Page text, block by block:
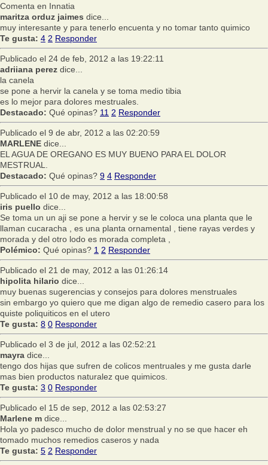
Comenta en Innatia
maritza orduz jaimes dice...
muy interesante y para tenerlo encuenta y no tomar tanto quimico
Te gusta: 4 2 Responder
Publicado el 24 de feb, 2012 a las 19:22:11
adriiana perez dice...
la canela
se pone a hervir la canela y se toma medio tibia
es lo mejor para dolores mestruales.
Destacado: Qué opinas? 11 2 Responder
Publicado el 9 de abr, 2012 a las 02:20:59
MARLENE dice...
EL AGUA DE OREGANO ES MUY BUENO PARA EL DOLOR
MESTRUAL.
Destacado: Qué opinas? 9 4 Responder
Publicado el 10 de may, 2012 a las 18:00:58
iris puello dice...
Se toma un un aji se pone a hervir y se le coloca una planta que le
llaman cucaracha , es una planta ornamental , tiene rayas verdes y
morada y del otro lodo es morada completa ,
Polémico: Qué opinas? 1 2 Responder
Publicado el 21 de may, 2012 a las 01:26:14
hipolita hilario dice...
muy buenas sugerencias y consejos para dolores menstruales
sin embargo yo quiero que me digan algo de remedio casero para los
quiste poliquiticos en el utero
Te gusta: 8 0 Responder
Publicado el 3 de jul, 2012 a las 02:52:21
mayra dice...
tengo dos hijas que sufren de colicos mentruales y me gusta darle
mas bien productos naturalez que quimicos.
Te gusta: 3 0 Responder
Publicado el 15 de sep, 2012 a las 02:53:27
Marlene m dice...
Hola yo padesco mucho de dolor menstrual y no se que hacer eh
tomado muchos remedios caseros y nada
Te gusta: 5 2 Responder